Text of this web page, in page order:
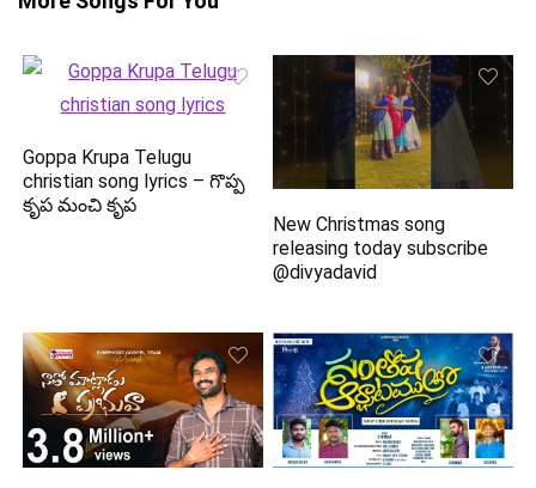
Goppa Krupa Telugu
christian song lyrics – గొప్ప
కృప మంచి కృప
New Christmas song
releasing today subscribe
@divyadavid